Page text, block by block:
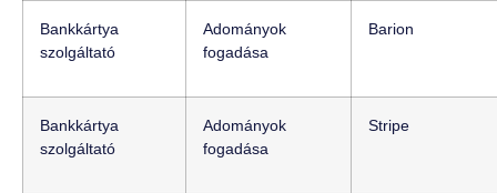
Bankkártya
szolgáltató
Adományok
fogadása
Barion
Bankkártya
szolgáltató
Adományok
fogadása
Stripe